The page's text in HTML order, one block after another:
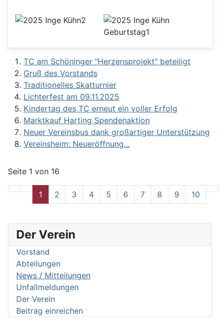
Der Verein
Vorstand
Abteilungen
News / Mitteilungen
Unfallmeldungen
Der Verein
Beitrag einreichen
TC am Schöninger "Herzensprojekt" beteiligt
Gruß des Vorstands
Traditionelles Skatturnier
Lichterfest am 09.11.2025
Kindertag des TC erneut ein voller Erfolg
Marktkauf Harting Spendenaktion
Neuer Vereinsbus dank großartiger Unterstützung
Vereinsheim: Neueröffnung...
Seite 1 von 16
1 2 3 4 5 6 7 8 9 10